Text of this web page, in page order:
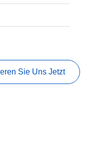
Sie Uns Jetzt